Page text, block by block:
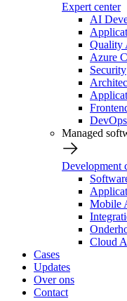
Expert center
AI
Quality
Azure
Security
DevOps
Managed
Development
Mobile
Cloud
Cases
Updates
Over ons
Contact